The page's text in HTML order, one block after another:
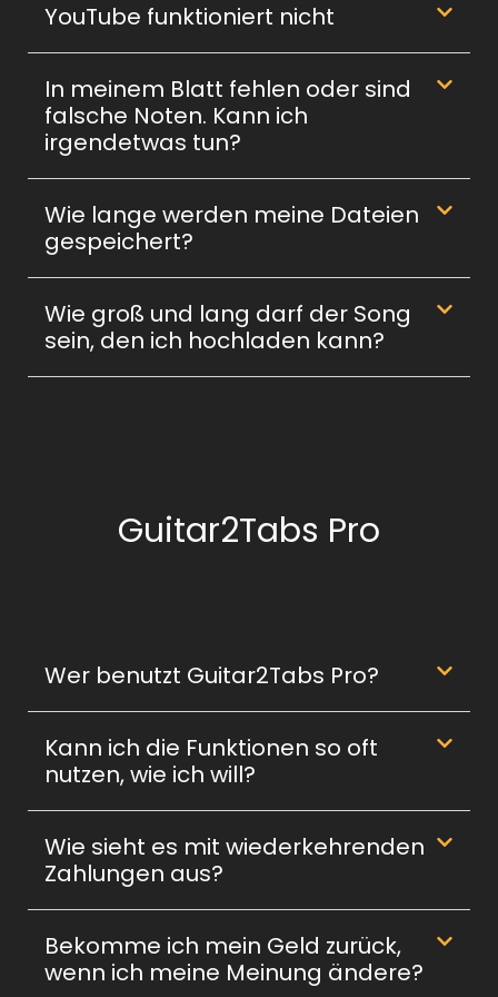
YouTube funktioniert nicht
In meinem Blatt fehlen oder sind
falsche Noten. Kann ich
irgendetwas tun?
Wie lange werden meine Dateien
gespeichert?
Wie groß und lang darf der Song
sein, den ich hochladen kann?
Guitar2Tabs Pro
Wer benutzt Guitar2Tabs Pro?
Kann ich die Funktionen so oft
nutzen, wie ich will?
Wie sieht es mit wiederkehrenden
Zahlungen aus?
Bekomme ich mein Geld zurück,
wenn ich meine Meinung ändere?